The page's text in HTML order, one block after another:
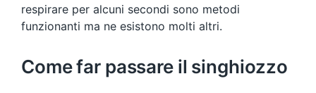
respirare per alcuni secondi sono metodi
funzionanti ma ne esistono molti altri.
Come far passare il singhiozzo